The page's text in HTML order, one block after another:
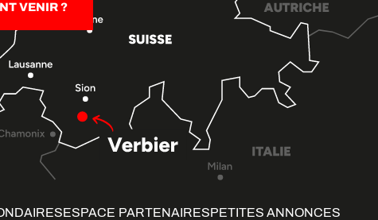
VENIR ?
ESPACE PARTENAIRESPETITES ANNONCES